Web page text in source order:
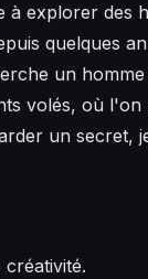
explorer des
quelques
un
volés, où
un secret,